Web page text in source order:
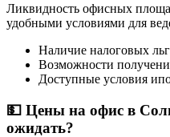
Ликвидность офисных
удобными условиями для
Наличие налоговых
Возможности
Доступные условия
💵 Цены на офис в
ожидать?